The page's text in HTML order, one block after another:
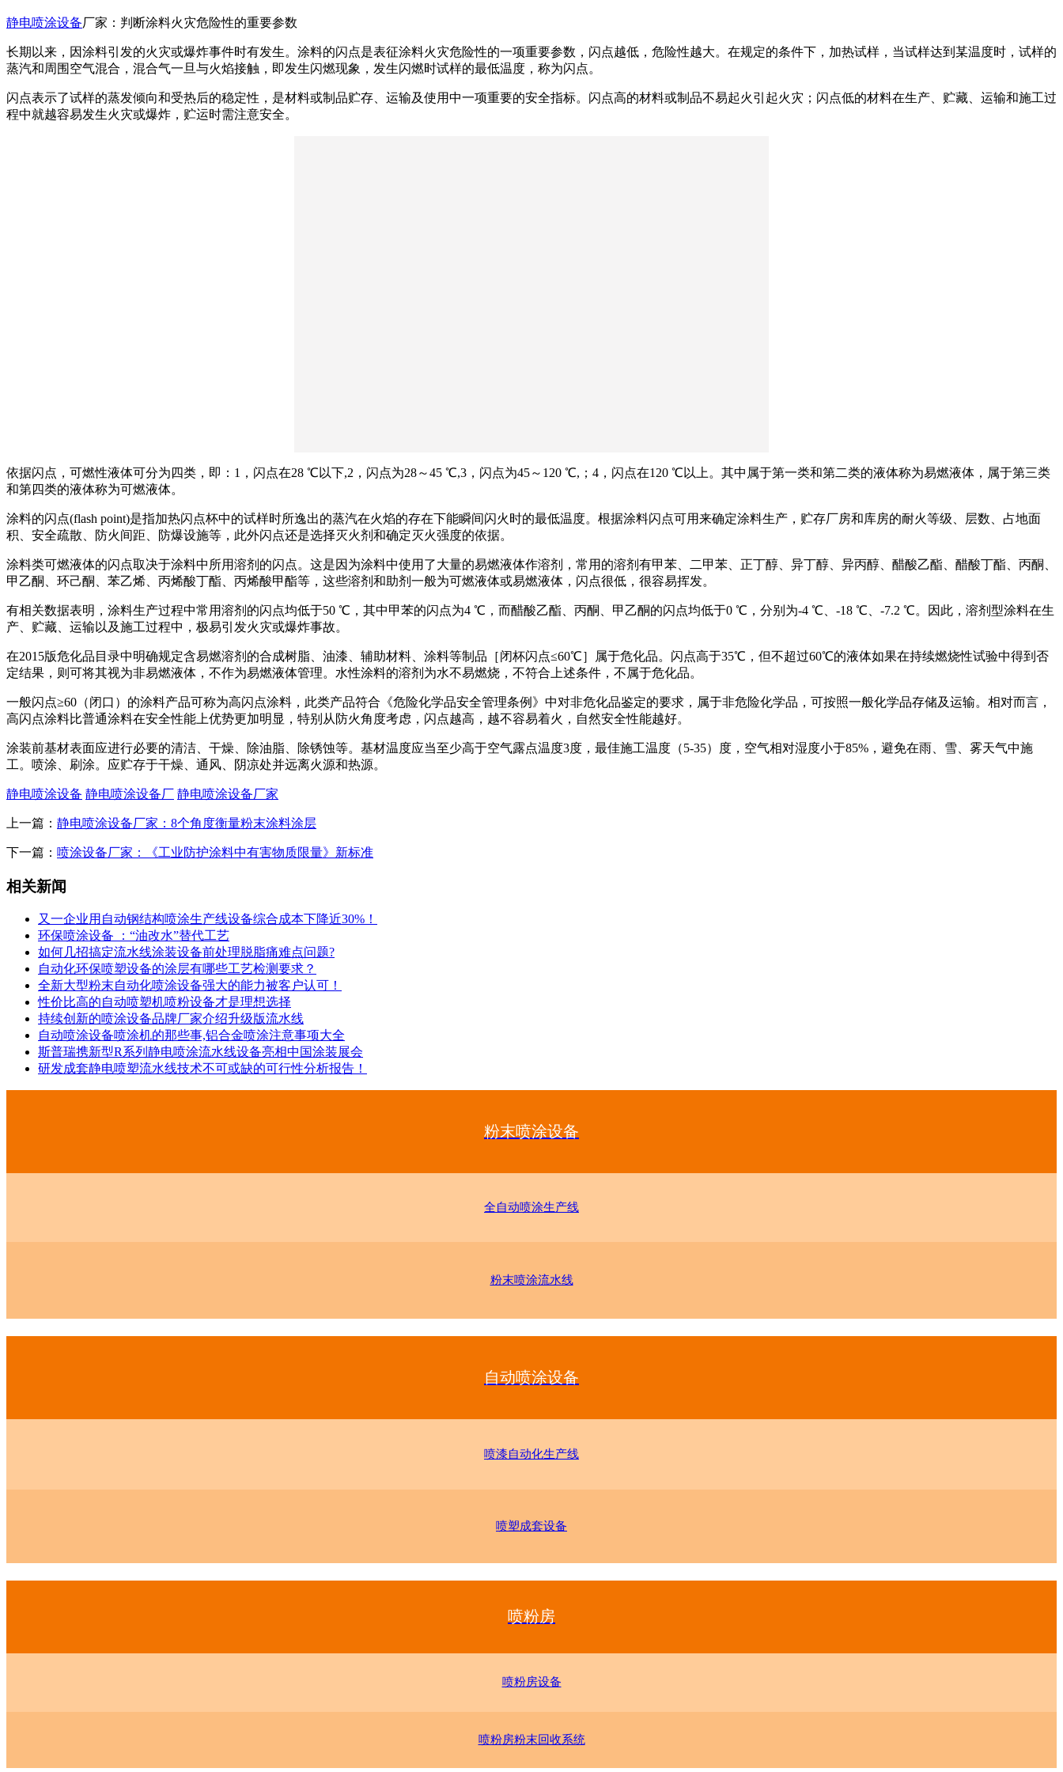
静电喷涂设备厂家：判断涂料火灾危险性的重要参数
长期以来，因涂料引发的火灾或爆炸事件时有发生。涂料的闪点是表征涂料火灾危险性的一项重要参数，闪点越低，危险性越大。在规定的条件下，加热试样，当试样达到某温度时，试样的
蒸汽和周围空气混合，混合气一旦与火焰接触，即发生闪燃现象，发生闪燃时试样的最低温度，称为闪点。
闪点表示了试样的蒸发倾向和受热后的稳定性，是材料或制品贮存、运输及使用中一项重要的安全指标。闪点高的材料或制品不易起火引起火灾；闪点低的材料在生产、贮藏、运输和施工过
程中就越容易发生火灾或爆炸，贮运时需注意安全。
依据闪点，可燃性液体可分为四类，即：1，闪点在28 ℃以下,2，闪点为28～45 ℃,3，闪点为45～120 ℃,；4，闪点在120 ℃以上。其中属于第一类和第二类的液体称为易燃液体，属于第三类
和第四类的液体称为可燃液体。
涂料的闪点(flash point)是指加热闪点杯中的试样时所逸出的蒸汽在火焰的存在下能瞬间闪火时的最低温度。根据涂料闪点可用来确定涂料生产，贮存厂房和库房的耐火等级、层数、占地面
积、安全疏散、防火间距、防爆设施等，此外闪点还是选择灭火剂和确定灭火强度的依据。
涂料类可燃液体的闪点取决于涂料中所用溶剂的闪点。这是因为涂料中使用了大量的易燃液体作溶剂，常用的溶剂有甲苯、二甲苯、正丁醇、异丁醇、异丙醇、醋酸乙酯、醋酸丁酯、丙酮、
甲乙酮、环己酮、苯乙烯、丙烯酸丁酯、丙烯酸甲酯等，这些溶剂和助剂一般为可燃液体或易燃液体，闪点很低，很容易挥发。
有相关数据表明，涂料生产过程中常用溶剂的闪点均低于50 ℃，其中甲苯的闪点为4 ℃，而醋酸乙酯、丙酮、甲乙酮的闪点均低于0 ℃，分别为-4 ℃、-18 ℃、-7.2 ℃。因此，溶剂型涂料在生
产、贮藏、运输以及施工过程中，极易引发火灾或爆炸事故。
在2015版危化品目录中明确规定含易燃溶剂的合成树脂、油漆、辅助材料、涂料等制品［闭杯闪点≤60℃］属于危化品。闪点高于35℃，但不超过60℃的液体如果在持续燃烧性试验中得到否
定结果，则可将其视为非易燃液体，不作为易燃液体管理。水性涂料的溶剂为水不易燃烧，不符合上述条件，不属于危化品。
一般闪点≥60（闭口）的涂料产品可称为高闪点涂料，此类产品符合《危险化学品安全管理条例》中对非危化品鉴定的要求，属于非危险化学品，可按照一般化学品存储及运输。相对而言，
高闪点涂料比普通涂料在安全性能上优势更加明显，特别从防火角度考虑，闪点越高，越不容易着火，自然安全性能越好。
涂装前基材表面应进行必要的清洁、干燥、除油脂、除锈蚀等。基材温度应当至少高于空气露点温度3度，最佳施工温度（5-35）度，空气相对湿度小于85%，避免在雨、雪、雾天气中施
工。喷涂、刷涂。应贮存于干燥、通风、阴凉处并远离火源和热源。
静电喷涂设备 静电喷涂设备厂 静电喷涂设备厂家
上一篇： 静电喷涂设备厂家：8个角度衡量粉末涂料涂层
下一篇： 喷涂设备厂家：《工业防护涂料中有害物质限量》新标准
相关新闻
又一企业用自动钢结构喷涂生产线设备综合成本下降近30%！
环保喷涂设备 ：“油改水”替代工艺
如何几招搞定流水线涂装设备前处理脱脂痛难点问题?
自动化环保喷塑设备的涂层有哪些工艺检测要求？
全新大型粉末自动化喷涂设备强大的能力被客户认可！
性价比高的自动喷塑机喷粉设备才是理想选择
持续创新的喷涂设备品牌厂家介绍升级版流水线
自动喷涂设备喷涂机的那些事,铝合金喷涂注意事项大全
斯普瑞携新型R系列静电喷涂流水线设备亮相中国涂装展会
研发成套静电喷塑流水线技术不可或缺的可行性分析报告！
粉末喷涂设备
全自动喷涂生产线
粉末喷涂流水线
自动喷涂设备
喷漆自动化生产线
喷塑成套设备
喷粉房
喷粉房设备
喷粉房粉末回收系统